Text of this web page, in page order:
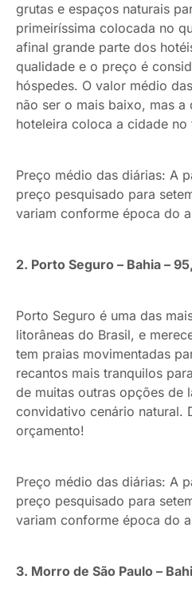
grutas e espaços naturais
primeiríssima colocada no
afinal grande parte dos
qualidade e o preço é
hóspedes. O valor médio
não ser o mais baixo, mas a
hoteleira coloca a cidade
Preço médio das diárias: A
preço pesquisado para
variam conforme época do
2. Porto Seguro – Bahia –
Porto Seguro é uma das
litorâneas do Brasil, e
tem praias movimentadas
recantos mais tranquilos
de muitas outras opções de
convidativo cenário natural.
orçamento!
Preço médio das diárias: A
preço pesquisado para
variam conforme época do
3. Morro de São Paulo –